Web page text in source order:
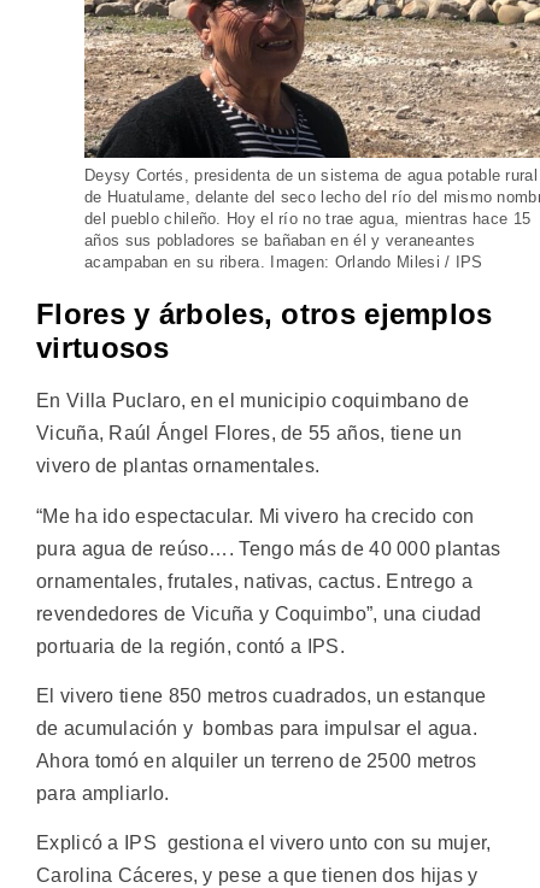
Deysy Cortés, presidenta de un sistema de agua potable rural
de Huatulame, delante del seco lecho del río del mismo
del pueblo chileño. Hoy el río no trae agua, mientras hace 15
años sus pobladores se bañaban en él y veraneantes
acampaban en su ribera. Imagen: Orlando Milesi / IPS
Flores y árboles, otros ejemplos
virtuosos
En Villa Puclaro, en el municipio coquimbano de
Vicuña, Raúl Ángel Flores, de 55 años, tiene un
vivero de plantas ornamentales.
“Me ha ido espectacular. Mi vivero ha crecido con
pura agua de reúso…. Tengo más de 40 000 plantas
ornamentales, frutales, nativas, cactus. Entrego a
revendedores de Vicuña y Coquimbo”, una ciudad
portuaria de la región, contó a IPS.
El vivero tiene 850 metros cuadrados, un estanque
de acumulación y bombas para impulsar el agua.
Ahora tomó en alquiler un terreno de 2500 metros
para ampliarlo.
Explicó a IPS gestiona el vivero unto con su mujer,
Carolina Cáceres, y pese a que tienen dos hijas y